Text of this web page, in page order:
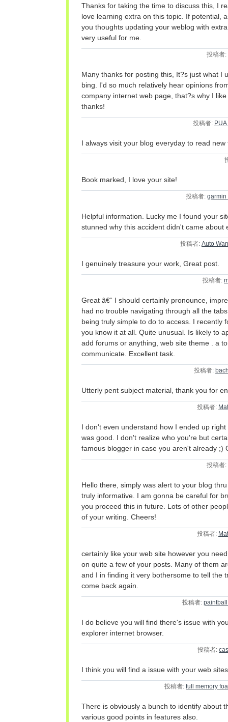
Thanks for taking the time to discuss this, I
love learning extra on this topic. If potential,
you thoughts updating your weblog with
very useful for me.
投稿者:
Many thanks for posting this, It?s just what I
bing. I'd so much relatively hear opinions
company internet web page, that?s why I
thanks!
投稿者:
I always visit your blog everyday to read new
Book marked, I love your site!
投稿者: garmin
Helpful information. Lucky me I found your
stunned why this accident didn't came about
投稿者: Auto
I genuinely treasure your work, Great post.
投稿者:
Great â€“ I should certainly pronounce,
had no trouble navigating through all the
being truly simple to do to access. I recently
you know it at all. Quite unusual. Is likely to
add forums or anything, web site theme . a
communicate. Excellent task.
投稿者:
Utterly pent subject material, thank you for
投稿者:
I don't even understand how I ended up
was good. I don't realize who you're but
famous blogger in case you aren't already ;)
投稿者:
Hello there, simply was alert to your blog
truly informative. I am gonna be careful for
you proceed this in future. Lots of other
of your writing. Cheers!
投稿者:
certainly like your web site however you
on quite a few of your posts. Many of them
and I in finding it very bothersome to tell the
come back again.
投稿者:
I do believe you will find there's issue with
explorer internet browser.
投稿者:
I think you will find a issue with your web
投稿者: full memory
There is obviously a bunch to identify about
various good points in features also.